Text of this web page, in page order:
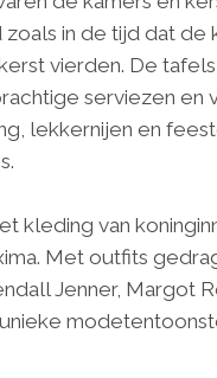
in de tijd dat de
vierden. De
serviezen en
lekkernijen en
kleding van
Met outfits
Jenner, Margot